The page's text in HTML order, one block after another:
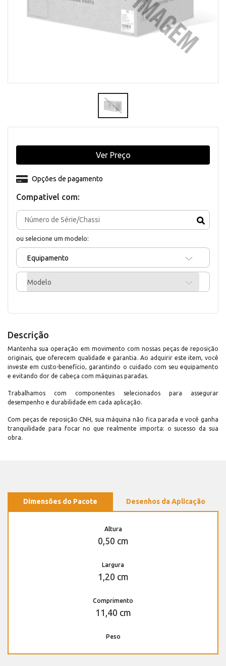
Compativel com:
ou selecione um modelo:
Equipamento
Modelo
Opções de pagamento
Ver Preço
Descrição
Mantenha sua operação em movimento com nossas peças de reposição
originais, que oferecem qualidade e garantia. Ao adquirir este item, você
investe em custo-benefício, garantindo o cuidado com seu equipamento
e evitando dor de cabeça com máquinas paradas.
Trabalhamos com componentes selecionados para assegurar
desempenho e durabilidade em cada aplicação.
Com peças de reposição CNH, sua máquina não fica parada e você ganha
tranquilidade para focar no que realmente importa: o sucesso da sua
obra.
Dimensões do Pacote Desenhos da Aplicação
Altura
0,50 cm
Largura
1,20 cm
Comprimento
11,40 cm
Peso